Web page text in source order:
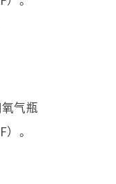
气瓶
。